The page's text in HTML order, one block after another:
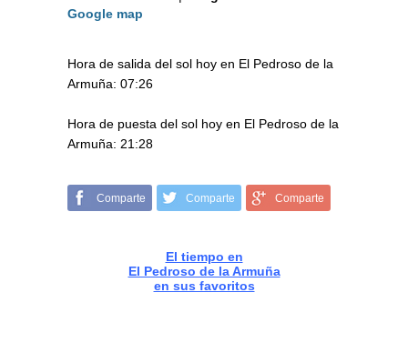
Google map
Hora de salida del sol hoy en El Pedroso de la
Armuña: 07:26
Hora de puesta del sol hoy en El Pedroso de la
Armuña: 21:28
Comparte Comparte Comparte
El tiempo en
El Pedroso de la Armuña
en sus favoritos